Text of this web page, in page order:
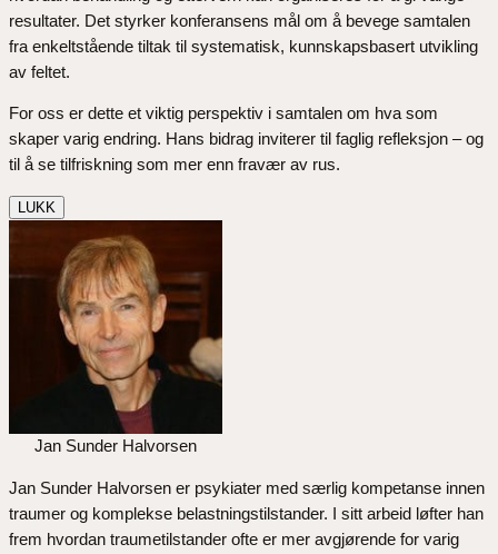
resultater. Det styrker konferansens mål om å bevege samtalen
fra enkeltstående tiltak til systematisk, kunnskapsbasert utvikling
av feltet.
For oss er dette et viktig perspektiv i samtalen om hva som
skaper varig endring. Hans bidrag inviterer til faglig refleksjon – og
til å se tilfriskning som mer enn fravær av rus.
LUKK
Jan Sunder Halvorsen
Jan Sunder Halvorsen er psykiater med særlig kompetanse innen
traumer og komplekse belastningstilstander. I sitt arbeid løfter han
frem hvordan traumetilstander ofte er mer avgjørende for varig